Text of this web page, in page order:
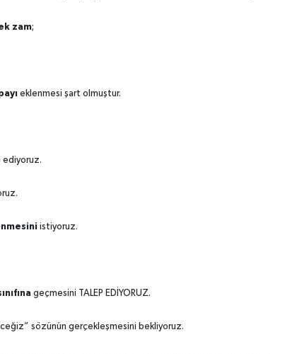
zam;
eklenmesi şart olmuştur.
istiyoruz.
geçmesini TALEP EDİYORUZ.
sözünün gerçekleşmesini bekliyoruz.